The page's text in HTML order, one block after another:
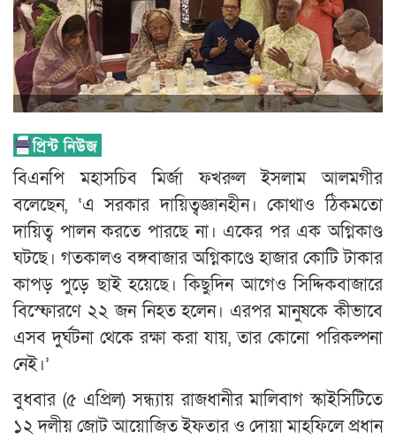
বিএনপি মহাসচিব মির্জা ফখরুল ইসলাম আলমগীর
বলেছেন, ‘এ সরকার দায়িত্বজ্ঞানহীন। কোথাও ঠিকমতো
দায়িত্ব পালন করতে পারছে না। একের পর এক অগ্নিকাণ্ড
ঘটছে। গতকালও বঙ্গবাজার অগ্নিকাণ্ডে হাজার কোটি টাকার
কাপড় পুড়ে ছাই হয়েছে। কিছুদিন আগেও সিদ্দিকবাজারে
বিস্ফোরণে ২২ জন নিহত হলেন। এরপর মানুষকে কীভাবে
এসব দুর্ঘটনা থেকে রক্ষা করা যায়, তার কোনো পরিকল্পনা
নেই।’
বুধবার (৫ এপ্রিল) সন্ধ্যায় রাজধানীর মালিবাগ স্কাইসিটিতে
১২ দলীয় জোট আয়োজিত ইফতার ও দোয়া মাহফিলে প্রধান